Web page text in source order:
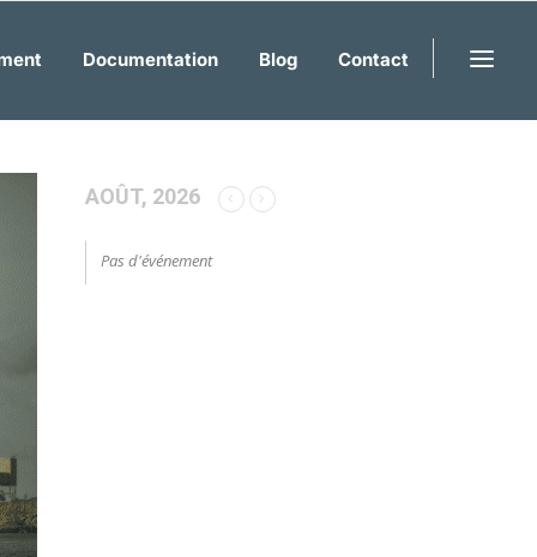
Documentation Blog Contact
AOÛT, 2026
Pas d'événement